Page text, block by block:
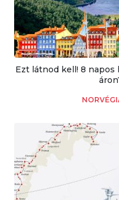
Ezt látnod kell! 8